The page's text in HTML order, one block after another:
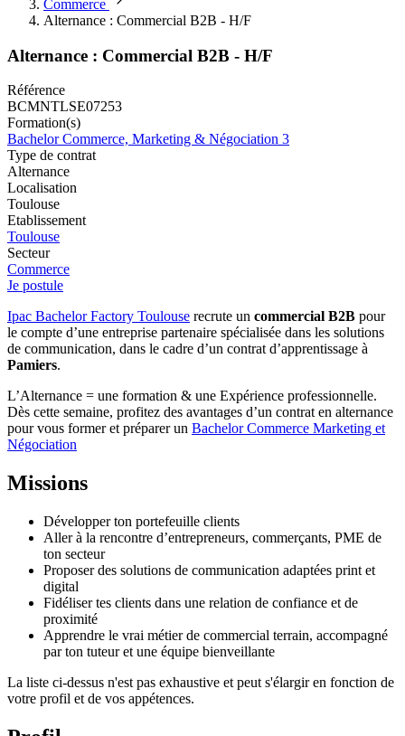
Commerce
Alternance : Commercial B2B - H/F
Alternance : Commercial B2B - H/F
Référence
BCMNTLSE07253
Formation(s)
Bachelor Commerce, Marketing & Négociation 3
Type de contrat
Alternance
Localisation
Toulouse
Etablissement
Toulouse
Secteur
Commerce
Je postule
Ipac Bachelor Factory Toulouse recrute un commercial B2B pour
le compte d’une entreprise partenaire spécialisée dans les solutions
de communication, dans le cadre d’un contrat d’apprentissage à
Pamiers.
L’Alternance = une formation & une Expérience professionnelle.
Dès cette semaine, profitez des avantages d’un contrat en alternance
pour vous former et préparer un Bachelor Commerce Marketing et
Négociation
Missions
Développer ton portefeuille clients
Aller à la rencontre d’entrepreneurs, commerçants, PME de
ton secteur
Proposer des solutions de communication adaptées print et
digital
Fidéliser tes clients dans une relation de confiance et de
proximité
Apprendre le vrai métier de commercial terrain, accompagné
par ton tuteur et une équipe bienveillante
La liste ci-dessus n'est pas exhaustive et peut s'élargir en fonction de
votre profil et de vos appétences.